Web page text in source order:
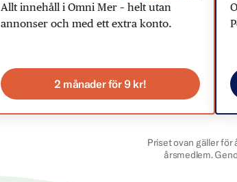
Allt innehåll i Omni Mer – helt utan
annonser och med ett extra konto.
2 månader för 9 kr!
Priset ovan gäller för
årsmedlem.